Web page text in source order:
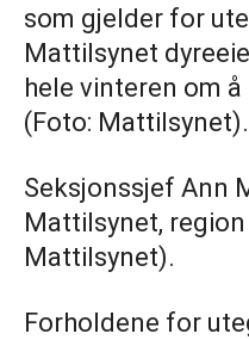
som gjelder for
Mattilsynet
hele vinteren om
(Foto: Mattilsynet).
Seksjonssjef Ann
Mattilsynet,
Mattilsynet).
Forholdene for